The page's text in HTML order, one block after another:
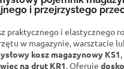
i przejrzystego
praktycznego i elastycznego
w magazynie, warsztacie
kosz magazynowy KS1,
na drut KR1. Oferuje